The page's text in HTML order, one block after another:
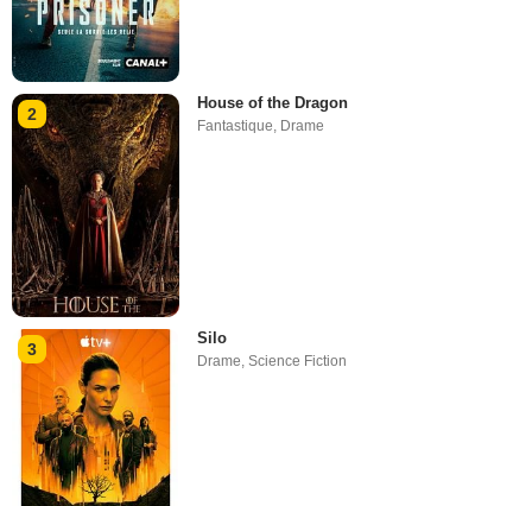
2
House of the Dragon
Fantastique Drame
3
Silo
Drame,Science Fiction